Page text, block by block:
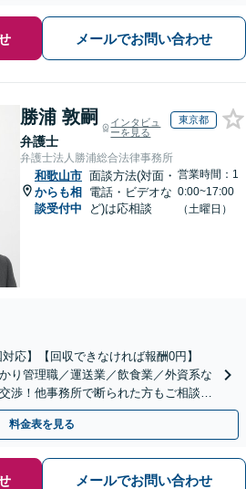
メールでお問い合わせ
勝浦 敦嗣
弁護士
インタビュ
ーを見る
東京都
弁護士法人勝浦総合法律事務所
和歌山市
からも相
談受付中
面談方法(対面・
電話・ビデオな
ど)は応相談
営業時間：1
0:00~17:00
（土曜日）
応】【回収できなければ報酬0円】
り管理職／運送業／飲食業／外資系な
渉！他事務所で断られた方もご相談く
曜日も電話受付しています
料金表を見る
メールでお問い合わせ